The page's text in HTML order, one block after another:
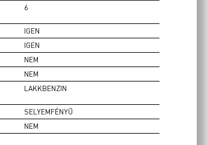
6
IGEN
IGEN
NEM
NEM
LAKKBENZIN
SELYEMFÉNYŰ
NEM